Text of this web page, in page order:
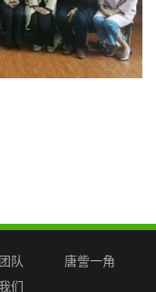
队
唐訾一角
们